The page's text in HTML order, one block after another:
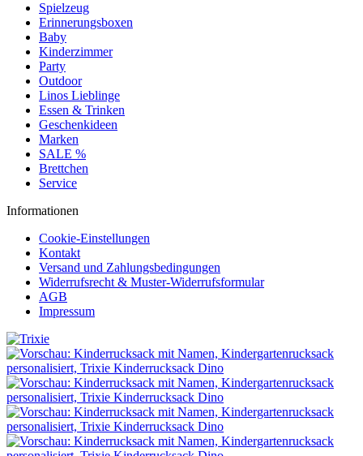
Spielzeug
Erinnerungsboxen
Baby
Kinderzimmer
Party
Outdoor
Linos Lieblinge
Essen & Trinken
Geschenkideen
Marken
SALE %
Brettchen
Service
Informationen
Cookie-Einstellungen
Kontakt
Versand und Zahlungsbedingungen
Widerrufsrecht & Muster-Widerrufsformular
AGB
Impressum